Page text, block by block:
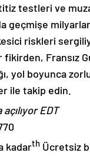
titiz testleri ve
geçmişe
riskleri
Fransız
yol boyunca
ile takip edin.
açılıyor EDT
kadarth Ücretsiz